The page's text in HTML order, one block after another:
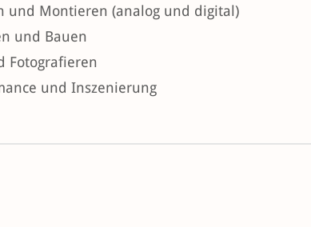
und Montieren (analog und digital)
und Bauen
Fotografieren
und Inszenierung